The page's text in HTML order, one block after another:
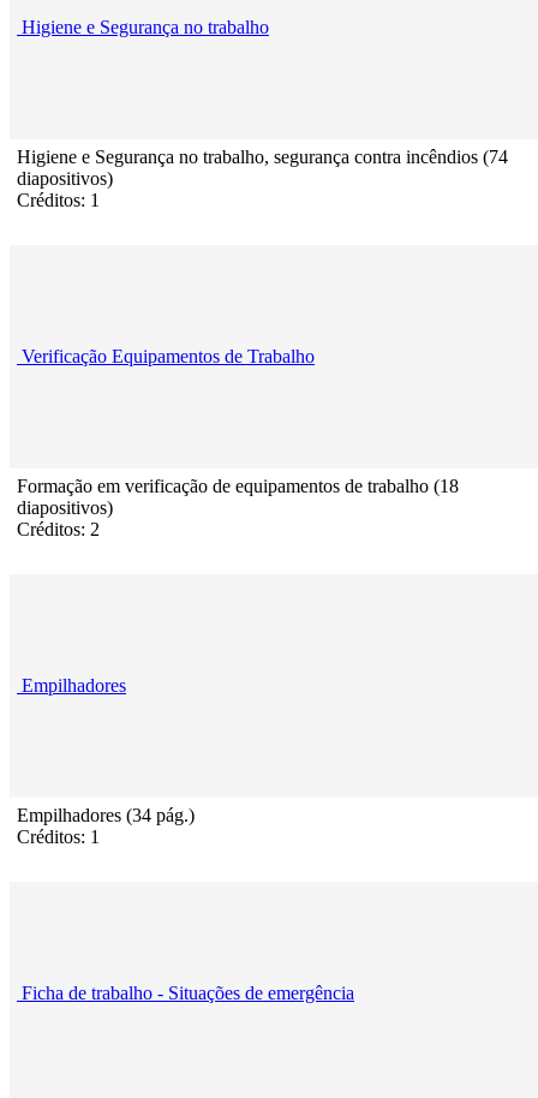
Higiene e Segurança no trabalho
Higiene e Segurança no trabalho, segurança contra incêndios (74
diapositivos)
Créditos: 1
Verificação Equipamentos de Trabalho
Formação em verificação de equipamentos de trabalho (18
diapositivos)
Créditos: 2
Empilhadores
Empilhadores (34 pág.)
Créditos: 1
Ficha de trabalho - Situações de emergência